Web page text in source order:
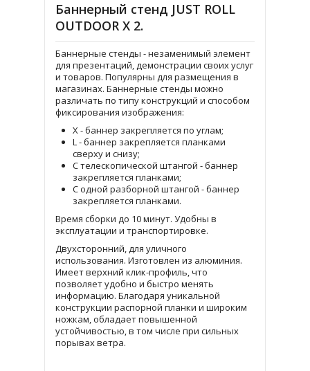
Баннерный стенд JUST ROLL
OUTDOOR X 2.
Баннерные стенды - незаменимый элемент
для презентаций, демонстрации своих услуг
и товаров. Популярны для размещения в
магазинах. Баннерные стенды можно
различать по типу конструкций и способом
фиксирования изображения:
Х - баннер закрепляется по углам;
L - баннер закрепляется планками
сверху и снизу;
С телескопической штангой - баннер
закрепляется планками;
С одной разборной штангой - баннер
закрепляется планками.
Время сборки до 10 минут. Удобны в
эксплуатации и транспортировке.
Двухсторонний, для уличного
использования. Изготовлен из алюминия.
Имеет верхний клик-профиль, что
позволяет удобно и быстро менять
информацию. Благодаря уникальной
конструкции распорной планки и широким
ножкам, обладает повышенной
устойчивостью, в том числе при сильных
порывах ветра.